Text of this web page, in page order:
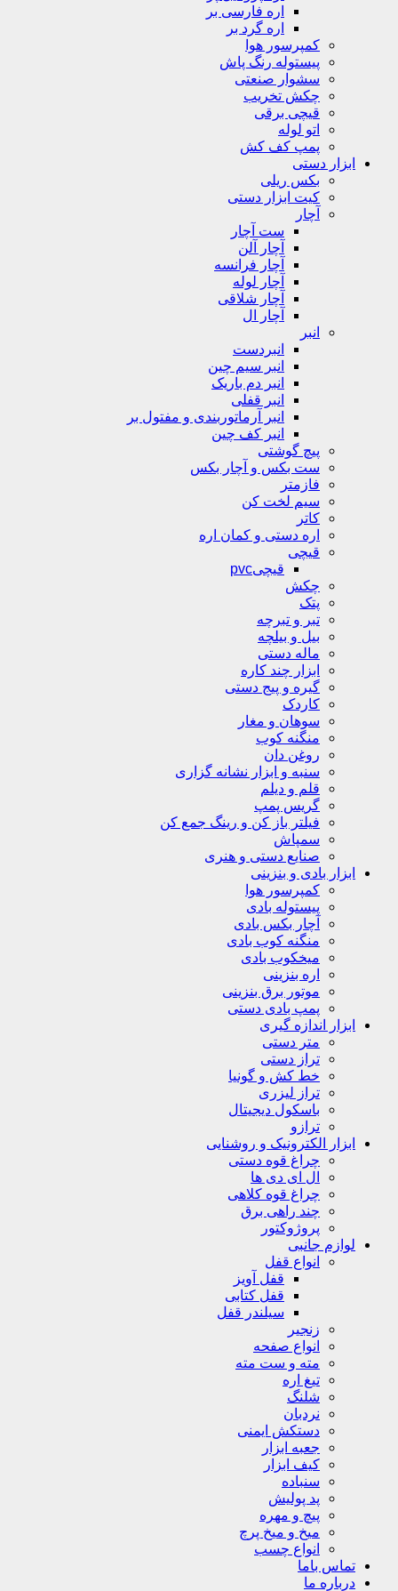
اره فارسی بر
اره گرد بر
کمپرسور هوا
پیستوله رنگ پاش
سشوار صنعتی
چکش تخریب
قیچی برقی
اتو لوله
پمپ کف کش
ابزار دستی
بکس ریلی
کیت ابزار دستی
آچار
ست آچار
آچار آلن
آچار فرانسه
آچار لوله
آچار شلاقی
آچار ال
انبر
انبردست
انبر سیم چین
انبر دم باریک
انبر قفلی
انبر آرماتوربندی و مفتول بر
انبر کف چین
پیچ گوشتی
ست بکس و آچار بکس
فازمتر
سیم لخت کن
کاتر
اره دستی و کمان اره
قیچی
قیچیpvc
چکش
پتک
تبر و تبرچه
بیل و بیلچه
ماله دستی
ابزار چند کاره
گیره و پیج دستی
کاردک
سوهان و مغار
منگنه کوب
روغن دان
سنبه و ابزار نشانه گزاری
قلم و دیلم
گریس پمپ
فیلتر باز کن و رینگ جمع کن
سمپاش
صنایع دستی و هنری
ابزار بادی و بنزینی
کمپرسور هوا
پیستوله بادی
آچار بکس بادی
منگنه کوب بادی
میخکوب بادی
اره بنزینی
موتور برق بنزینی
پمپ بادی دستی
ابزار اندازه گیری
متر دستی
تراز دستی
خط کش و گونیا
تراز لیزری
باسکول دیجیتال
ترازو
ابزار الکترونیک و روشنایی
چراغ قوه دستی
ال ای دی ها
چراغ قوه کلاهی
چند راهی برق
پروژوکتور
لوازم جانبی
انواع قفل
قفل آویز
قفل کتابی
سیلندر قفل
زنجیر
انواع صفحه
مته و ست مته
تیغ اره
شلنگ
نردبان
دستکش ایمنی
جعبه ابزار
کیف ابزار
سنباده
پد پولیش
پیچ و مهره
میخ و میخ پرچ
انواع چسب
تماس باما
درباره ما